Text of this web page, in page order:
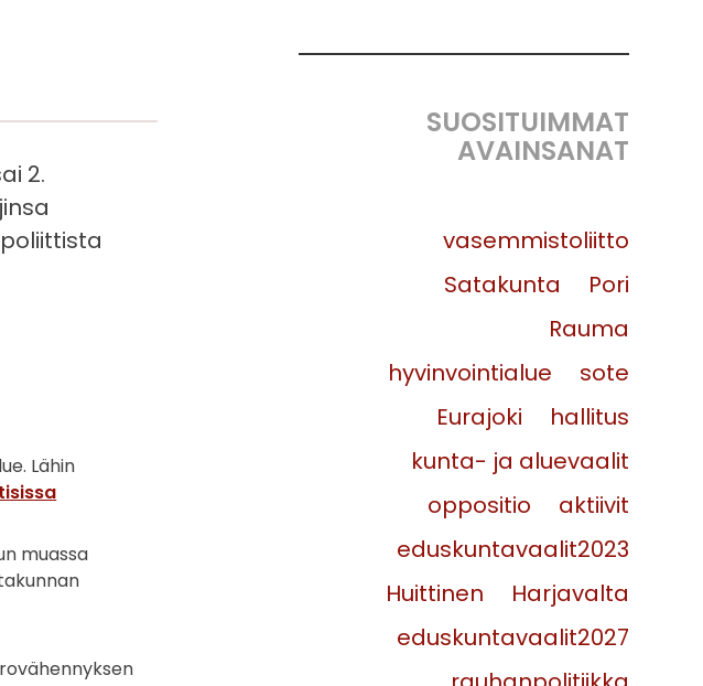
2.
Lähin
muassa
SUOSITUIMMAT
AVAINSANAT
vasemmistoliitto
Satakunta
Pori
Rauma
hyvinvointialue
sote
Eurajoki
hallitus
kunta- ja aluevaalit
oppositio
aktiivit
eduskuntavaalit2023
Huittinen
Harjavalta
eduskuntavaalit2027